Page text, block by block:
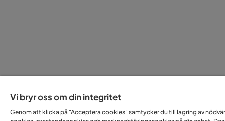
Vi bryr oss om din integritet
Genom att klicka på "Acceptera cookies" samtycker du till lagring av